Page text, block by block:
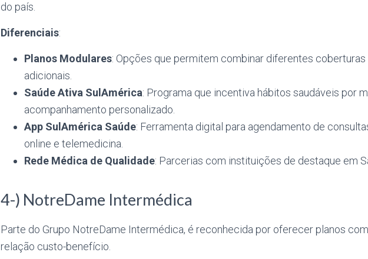
do país.
Diferenciais:
Planos Modulares: Opções que permitem combinar diferentes
adicionais.
Saúde Ativa SulAmérica: Programa que incentiva hábitos saudáveis por
acompanhamento personalizado.
App SulAmérica Saúde: Ferramenta digital para agendamento de
online e telemedicina.
Rede Médica de Qualidade: Parcerias com instituições de destaque em
4-) NotreDame Intermédica
Parte do Grupo NotreDame Intermédica, é reconhecida por oferecer planos
relação custo-benefício.